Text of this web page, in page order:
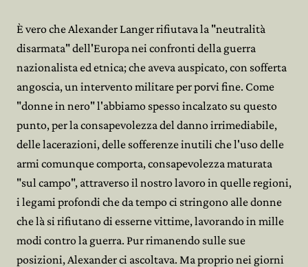
È vero che Alexander Langer rifiutava la "neutralità
disarmata" dell'Europa nei confronti della guerra
nazionalista ed etnica; che aveva auspicato, con sofferta
angoscia, un intervento militare per porvi fine. Come
"donne in nero" l'abbiamo spesso incalzato su questo
punto, per la consapevolezza del danno irrimediabile,
delle lacerazioni, delle sofferenze inutili che l'uso delle
armi comunque comporta, consapevolezza maturata
"sul campo", attraverso il nostro lavoro in quelle regioni,
i legami profondi che da tempo ci stringono alle donne
che là si rifiutano di esserne vittime, lavorando in mille
modi contro la guerra. Pur rimanendo sulle sue
posizioni, Alexander ci ascoltava. Ma proprio nei giorni